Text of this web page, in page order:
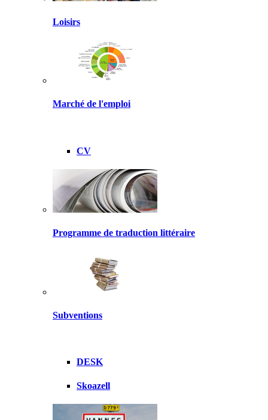
Loisirs
Marché de l'emploi
CV
Programme de traduction littéraire
Subventions
DESK
Skoazell